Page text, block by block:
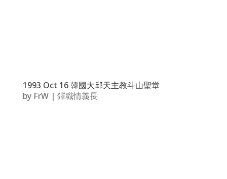
1993 Oct 16 韓國大邱天主教斗山聖堂
by FrW| 鐸職情義長